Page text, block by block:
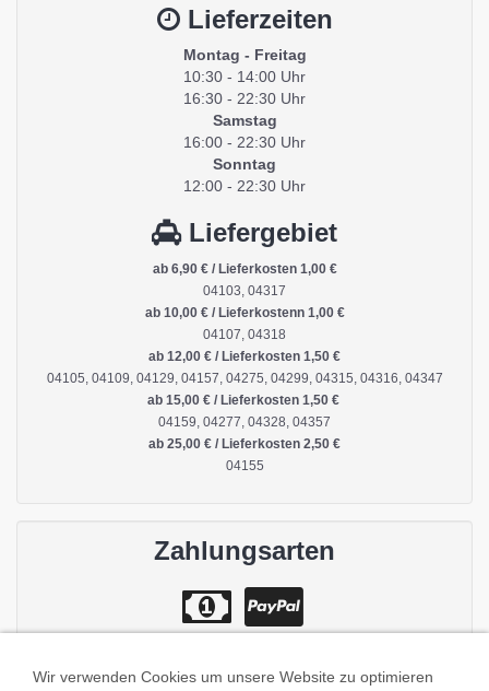
Lieferzeiten
Montag - Freitag
10:30 - 14:00 Uhr
16:30 - 22:30 Uhr
Samstag
16:00 - 22:30 Uhr
Sonntag
12:00 - 22:30 Uhr
Liefergebiet
ab 6,90 € / Lieferkosten 1,00 €
04103, 04317
ab 10,00 € / Lieferkostenn 1,00 €
04107, 04318
ab 12,00 € / Lieferkosten 1,50 €
04105, 04109, 04129, 04157, 04275, 04299, 04315, 04316, 04347
ab 15,00 € / Lieferkosten 1,50 €
04159, 04277, 04328, 04357
ab 25,00 € / Lieferkosten 2,50 €
04155
Zahlungsarten
Wir verwenden Cookies um unsere Website zu optimieren